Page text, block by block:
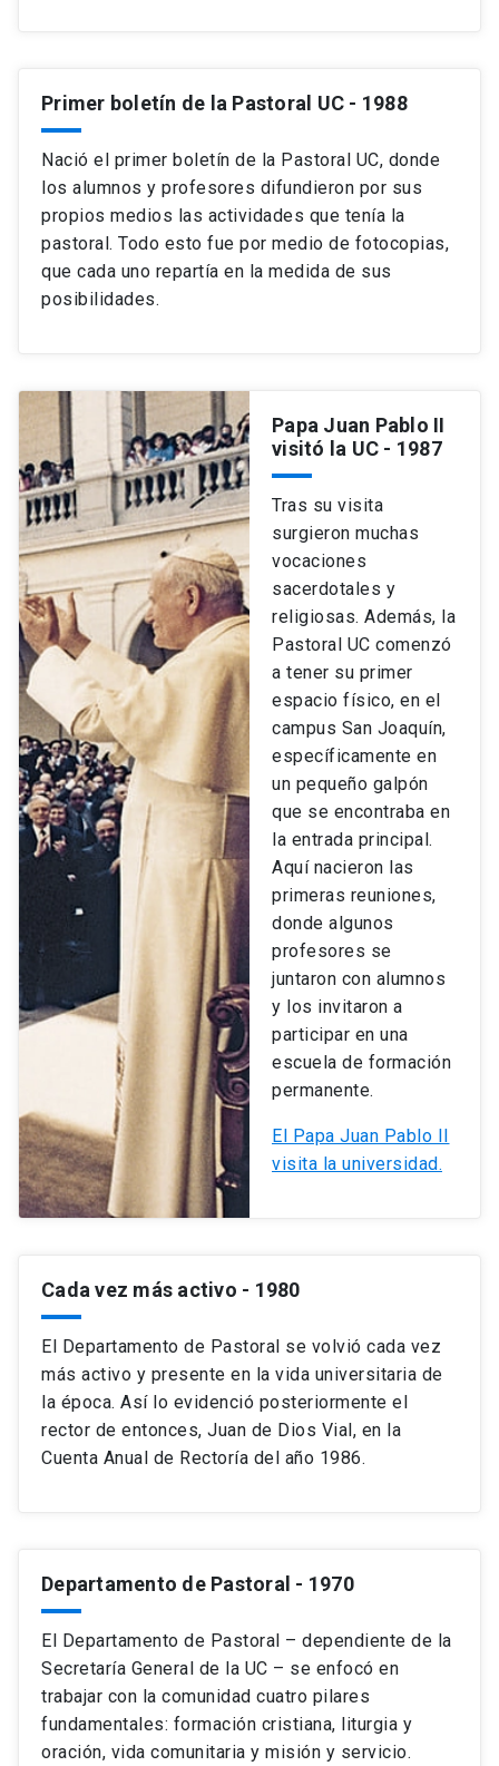
Primer boletín de la Pastoral UC - 1988
Nació el primer boletín de la Pastoral UC, donde
los alumnos y profesores difundieron por sus
propios medios las actividades que tenía la
pastoral. Todo esto fue por medio de fotocopias,
que cada uno repartía en la medida de sus
posibilidades.
Papa Juan Pablo II
visitó la UC - 1987
Tras su visita
surgieron muchas
vocaciones
sacerdotales y
religiosas. Además, la
Pastoral UC comenzó
a tener su primer
espacio físico, en el
campus San Joaquín,
específicamente en
un pequeño galpón
que se encontraba en
la entrada principal.
Aquí nacieron las
primeras reuniones,
donde algunos
profesores se
juntaron con alumnos
y los invitaron a
participar en una
escuela de formación
permanente.
El Papa Juan Pablo II
visita la universidad.
Cada vez más activo - 1980
El Departamento de Pastoral se volvió cada vez
más activo y presente en la vida universitaria de
la época. Así lo evidenció posteriormente el
rector de entonces, Juan de Dios Vial, en la
Cuenta Anual de Rectoría del año 1986.
Departamento de Pastoral - 1970
El Departamento de Pastoral – dependiente de la
Secretaría General de la UC – se enfocó en
trabajar con la comunidad cuatro pilares
fundamentales: formación cristiana, liturgia y
oración, vida comunitaria y misión y servicio.